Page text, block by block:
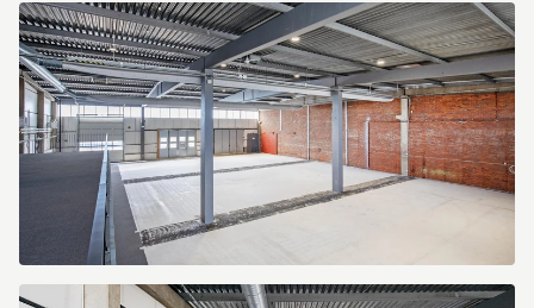
Tunbytorpsgatan
4
Tunbytorpsgatan